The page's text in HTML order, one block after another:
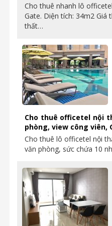
Cho thuê nhanh lô
Gate. Diện tích: 34m2 Giá
thất…
Cho thuê officetel nội
phòng, view công viên,
Cho thuê lô officetel nội
văn phòng, sức chứa 10